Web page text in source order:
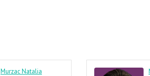
Murzac Natalia